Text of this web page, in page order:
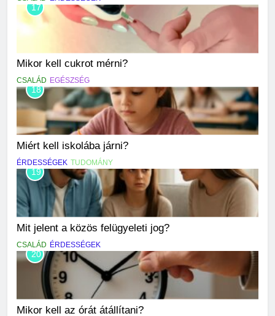
17
Mikor kell cukrot mérni?
CSALÁD EGÉSZSÉG
18
Miért kell iskolába járni?
ÉRDESSÉGEK TUDOMÁNY
19
Mit jelent a közös felügyeleti jog?
CSALÁD ÉRDESSÉGEK
20
Mikor kell az órát átállítani?